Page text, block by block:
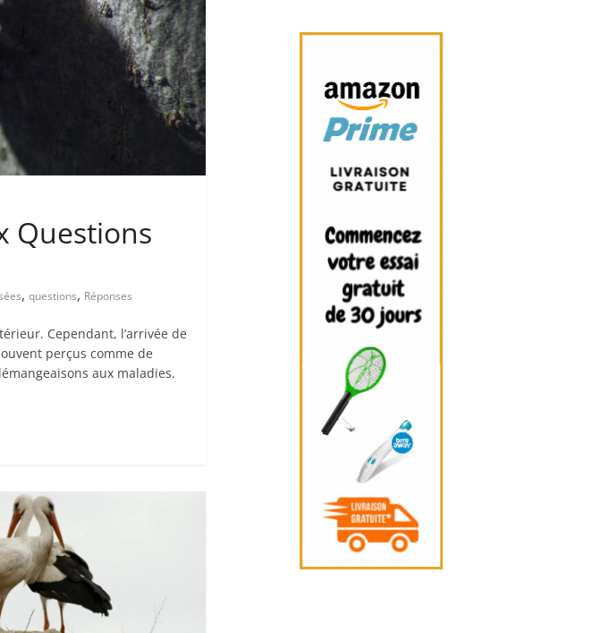
Questions
, questions, Réponses
Cependant, l’arrivée de
perçus comme de
aux maladies.